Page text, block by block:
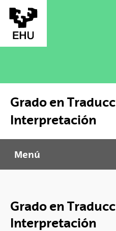
Saltar al contenido principal
Grado en
Interpretación
Grado en Traducción e
Menú
Grado en
Interpretación